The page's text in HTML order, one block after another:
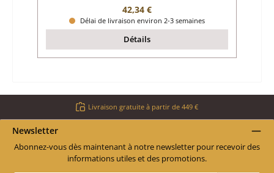
Prix régulier :
42,34 €
Délai de livraison environ 2-3 semaines
Détails
Livraison gratuite à partir de 449 €
Newsletter
Abonnez-vous dès maintenant à notre newsletter pour recevoir des
informations utiles et des promotions.